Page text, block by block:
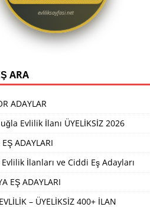
evliliksayfasi.net
ARA
ADAYLAR
Evlilik İlanı ÜYELİKSİZ 2026
ADAYLARI
İlanları ve Ciddi Eş Adayları
EŞ ADAYLARI
– ÜYELİKSİZ 400+ İLAN